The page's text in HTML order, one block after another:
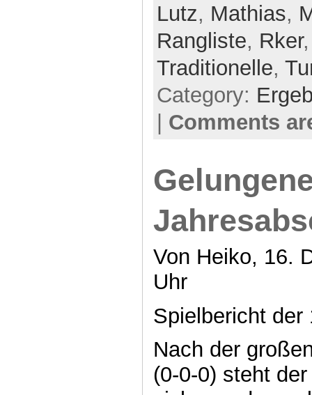
Lutz, Mathias,
Rangliste, Rker
Traditionelle,
Category:
Comments
Von Heiko, 16.
Uhr
Spielbericht der
Nach der
(0-0-0) steht